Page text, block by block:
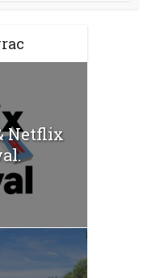
Netflix